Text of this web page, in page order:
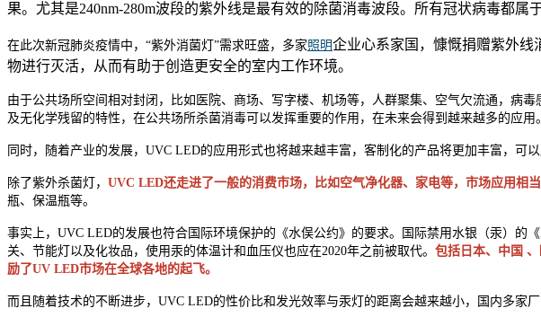
果。尤其是240nm-280m波段的紫外线是最有效的除菌消毒波段。所有冠状病毒都属
在此次新冠肺炎疫情中，“紫外消菌灯”需求旺盛，多家照明企业心系家国，慷慨捐赠紫外线
物进行灭活，从而有助于创造更安全的室内工作环境。
由于公共场所空间相对封闭，比如医院、商场、写字楼、机场等，人群聚集、空气欠流通，病
及无化学残留的特性，在公共场所杀菌消毒可以发挥重要的作用，在未来会得到越来越多的应用。
同时，随着产业的发展，UVC LED的应用形式也将越来越丰富，客制化的产品将更加丰富，可
除了紫外杀菌灯， UVC LED还走进了一般的消费市场，比如空气净化器、家电等，市场应用相
瓶、保温瓶等。
事实上，UVC LED的发展也符合国际环境保护的《水俣公约》的要求。国际禁用水银（汞）的
关、节能灯以及化妆品，使用汞的体温计和血压仪也应在2020年之前被取代。 包括日本、中国
励了UV LED市场在全球各地的起飞。
而且随着技术的不断进步，UVC LED的性价比和发光效率与汞灯的距离会越来越小，国内多家